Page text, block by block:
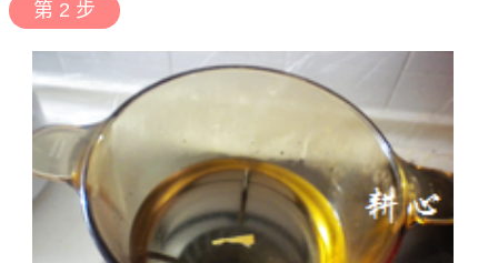
第 2 步